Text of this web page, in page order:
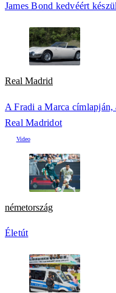
James Bond kedvéért
Real Madrid
A Fradi a Marca
Real Madridot
németország
Életút